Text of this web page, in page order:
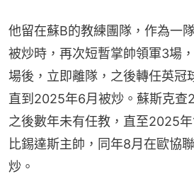
他留在蘇B的教練團隊，作為一
被炒時，再次短暫掌帥領軍3場
場後，立即離隊，之後轉任英冠
直到2025年6月被炒。蘇斯克查
之後數年未有任教，直至2025
比錫達斯主帥，同年8月在歐協
炒。